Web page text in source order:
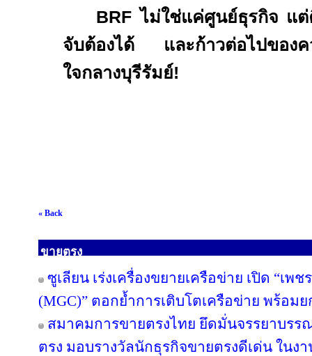
BRFไม่ใช่แค่ศูนย์ธุรกิจ แ
จับต้องได้ และก้าวต่อไปของค
ใจกลางบุรีรัมย์!
« Back
ขายตรง
ซูเลียน เร่งเครื่องขยายเครือข่าย เปิด “เพ
(MGC)” ตอกย้ำการเติบโตเครือข่าย พร้อ
สมาคมการขายตรงไทย ยึดมั่นจรรยาบรร
ตรง มอบรางวัลนักธุรกิจขายตรงดีเด่น ในงา